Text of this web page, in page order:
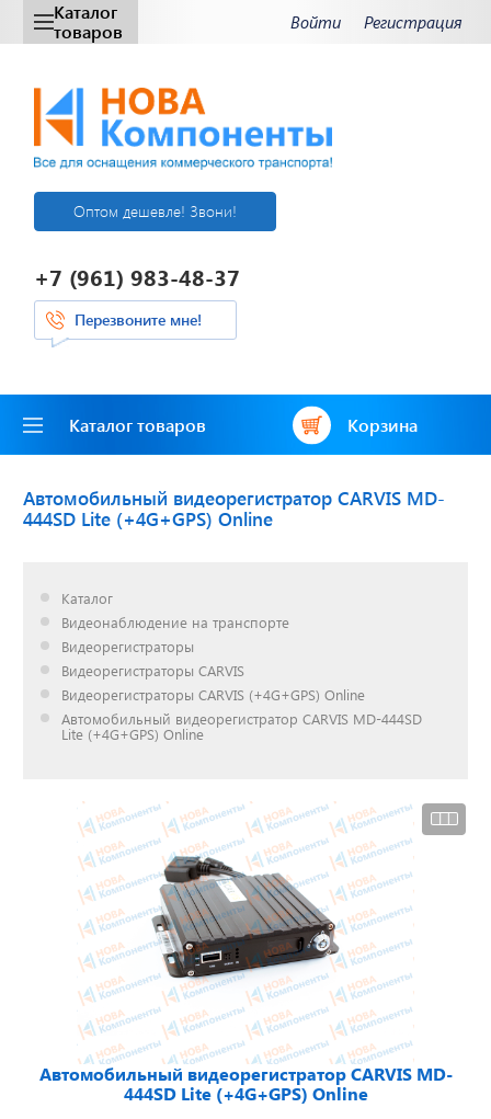
Каталог
товаров
Войти Регистрация
Оптом дешевле! Звони!
+7 (961) 983-48-37
Перезвоните мне!
Каталог товаров Корзина
Открылся новый
Акции. Скидки.
Спецпредложения.
Узнать подробнее...
Отвечаем на актуальные
вопросы
Автомобильный видеорегистратор CARVIS MD-
444SD Lite (+4G+GPS) Online
Каталог
Видеонаблюдение на транспорте
Видеорегистраторы
Видеорегистраторы CARVIS
Видеорегистраторы CARVIS (+4G+GPS) Online
Автомобильный видеорегистратор CARVIS MD-444SD
Lite (+4G+GPS) Online
Автомобильный видеорегистратор CARVIS MD-
444SD Lite (+4G+GPS) Online